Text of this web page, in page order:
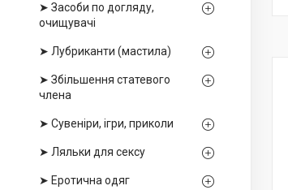
➤ Засоби по догляду,
очищувачі
➤ Лубриканти (мастила)
➤ Збільшення статевого
члена
➤ Сувеніри, ігри, приколи
➤ Ляльки для сексу
➤ Еротична одяг